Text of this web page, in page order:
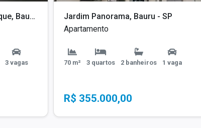
Jardim Infante Dom Henrique, Bauru - SP
3 vagas
Jardim Panorama, Bauru - SP
Apartamento
70 m² 3 quartos 2 banheiros 1 vaga
R$ 355.000,00